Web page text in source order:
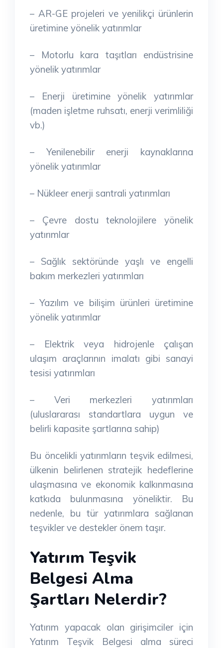
– AR-GE projeleri ve yenilikçi ürünlerin
üretimine yönelik yatırımlar
– Motorlu kara taşıtları endüstrisine
yönelik yatırımlar
– Enerji üretimine yönelik yatırımlar
(maden işletme ruhsatı, enerji verimliliği
vb.)
– Yenilenebilir enerji kaynaklarına
yönelik yatırımlar
– Nükleer enerji santrali yatırımları
– Çevre dostu teknolojilere yönelik
yatırımlar
– Sağlık sektöründe yaşlı ve engelli
bakım merkezleri yatırımları
– Yazılım ve bilişim ürünleri üretimine
yönelik yatırımlar
– Elektrik veya hidrojenle çalışan
ulaşım araçlarının imalatı gibi sanayi
tesisi yatırımları
– Veri merkezleri yatırımları
(uluslararası standartlara uygun ve
belirli kapasite şartlarına sahip)
Bu öncelikli yatırımların teşvik edilmesi,
ülkenin belirlenen stratejik hedeflerine
ulaşmasına ve ekonomik kalkınmasına
katkıda bulunmasına yöneliktir. Bu
nedenle, bu tür yatırımlara sağlanan
teşvikler ve destekler önem taşır.
Yatırım Teşvik
Belgesi Alma
Şartları Nelerdir?
Yatırım yapacak olan girişimciler için
Yatırım Teşvik Belgesi alma süreci